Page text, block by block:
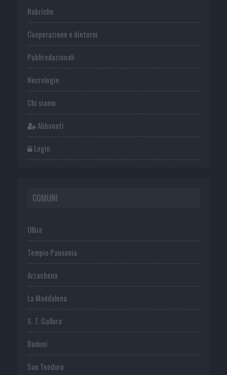
Rubriche
Cooperazione e dintorni
Publiredazionali
Necrologie
Chi siamo
Abbonati
Login
COMUNI
Olbia
Tempio Pausania
Arzachena
La Maddalena
S. T. Gallura
Budoni
San Teodoro